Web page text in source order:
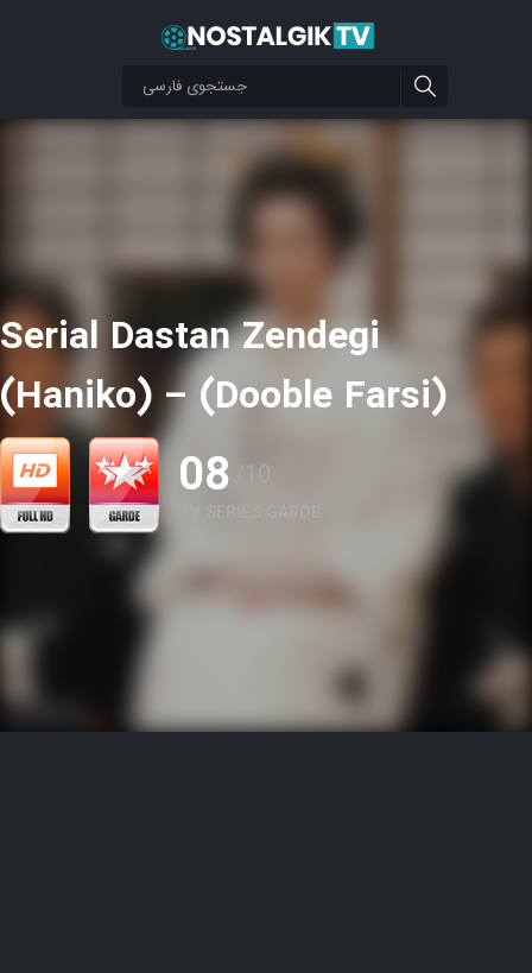
Serial Dastan Zendegi
(Haniko) – (Dooble Farsi)
08 /10